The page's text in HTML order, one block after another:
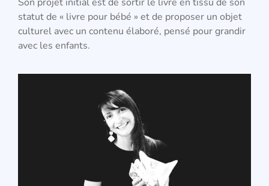
statut de « livre pour bébé » et de proposer un objet
culturel avec un contenu élaboré, pensé pour grandir
avec les enfants.